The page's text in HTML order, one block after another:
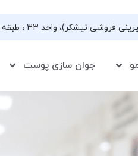
جوان سازی پوست